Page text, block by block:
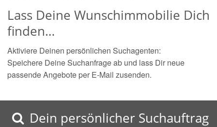
Lass Deine Wunschimmobilie Dich
finden…
Aktiviere Deinen persönlichen Suchagenten:
Speichere Deine Suchanfrage ab und lass Dir neue
passende Angebote per E-Mail zusenden.
Dein persönlicher Suchauftrag